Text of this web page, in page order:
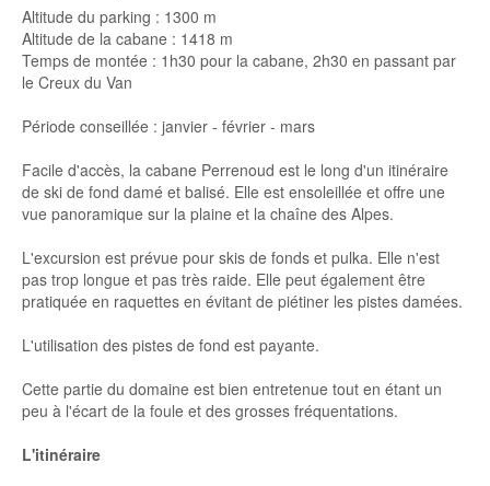
Altitude du parking : 1300 m
Altitude de la cabane : 1418 m
Temps de montée : 1h30 pour la cabane, 2h30 en passant par
le Creux du Van
Période conseillée : janvier - février - mars
Facile d'accès, la cabane Perrenoud est le long d'un itinéraire
de ski de fond damé et balisé. Elle est ensoleillée et offre une
vue panoramique sur la plaine et la chaîne des Alpes.
L'excursion est prévue pour skis de fonds et pulka. Elle n'est
pas trop longue et pas très raide. Elle peut également être
pratiquée en raquettes en évitant de piétiner les pistes damées.
L'utilisation des pistes de fond est payante.
Cette partie du domaine est bien entretenue tout en étant un
peu à l'écart de la foule et des grosses fréquentations.
L'itinéraire